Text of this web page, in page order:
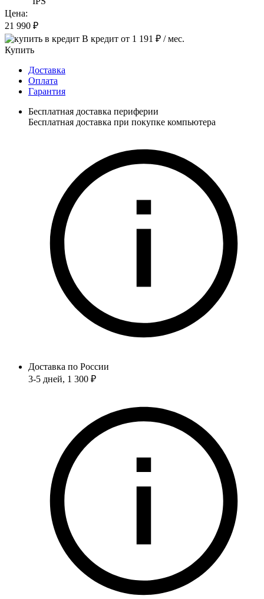
Цена:
21 990 ₽
В кредит от 1 191 ₽ / мес.
Купить
Доставка
Оплата
Гарантия
Бесплатная доставка периферии
Бесплатная доставка при покупке компьютера
Доставка по России
3-5 дней, 1 300 ₽